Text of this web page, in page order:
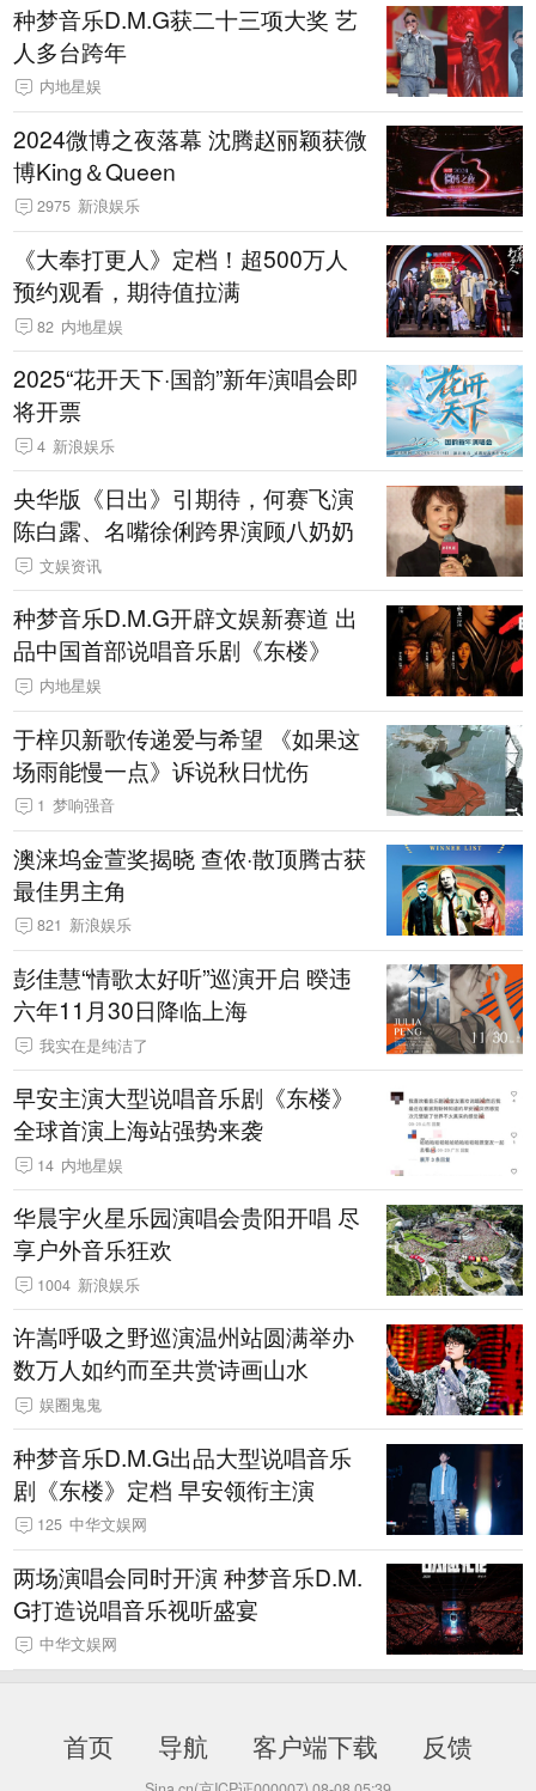
种梦音乐D.M.G获二十三项大奖 艺
人多台跨年
内地星娱
2024微博之夜落幕 沈腾赵丽颖获微
博King＆Queen
2975 新浪娱乐
《大奉打更人》定档！超500万人
预约观看，期待值拉满
82 内地星娱
2025“花开天下·国韵”新年演唱会即
将开票
4 新浪娱乐
央华版《日出》引期待，何赛飞演
陈白露、名嘴徐俐跨界演顾八奶奶
文娱资讯
种梦音乐D.M.G开辟文娱新赛道 出
品中国首部说唱音乐剧《东楼》
内地星娱
于梓贝新歌传递爱与希望 《如果这
场雨能慢一点》诉说秋日忧伤
1 梦响强音
澳涞坞金萱奖揭晓 查侬·散顶腾古获
最佳男主角
821 新浪娱乐
彭佳慧“情歌太好听”巡演开启 暌违
六年11月30日降临上海
我实在是纯洁了
早安主演大型说唱音乐剧《东楼》
全球首演上海站强势来袭
14 内地星娱
华晨宇火星乐园演唱会贵阳开唱 尽
享户外音乐狂欢
1004 新浪娱乐
许嵩呼吸之野巡演温州站圆满举办
数万人如约而至共赏诗画山水
娱圈鬼鬼
种梦音乐D.M.G出品大型说唱音乐
剧《东楼》定档 早安领衔主演
125 中华文娱网
两场演唱会同时开演 种梦音乐D.M.
G打造说唱音乐视听盛宴
中华文娱网
首页 导航 客户端下载 反馈